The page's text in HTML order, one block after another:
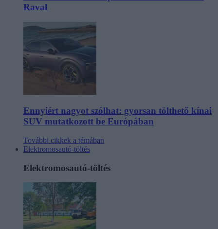
Raval
Ennyiért nagyot szólhat: gyorsan tölthető kínai
SUV mutatkozott be Európában
További cikkek a témában
Elektromosautó-töltés
Elektromosautó-töltés